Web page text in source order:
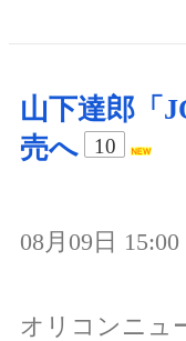
山下達郎「
売へ
10
08月09日 15:00
オリコンニュ